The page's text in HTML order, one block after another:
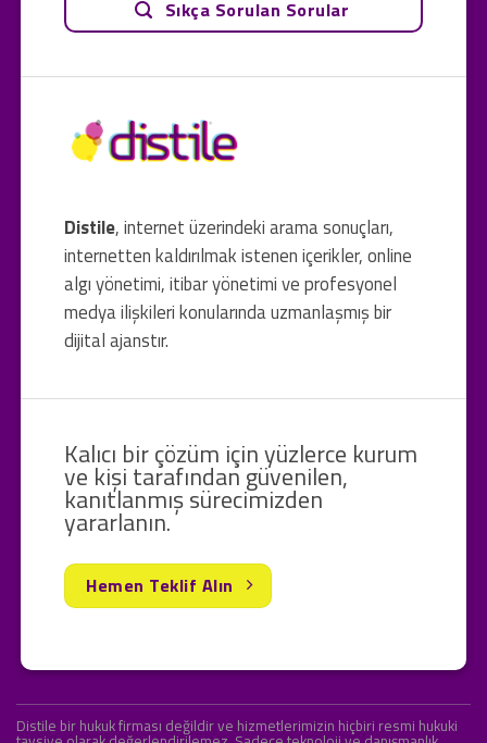
Distile, internet üzerindeki arama sonuçları,
internetten kaldırılmak istenen içerikler, online
algı yönetimi, itibar yönetimi ve profesyonel
medya ilişkileri konularında uzmanlaşmış bir
dijital ajanstır.
Sıkça Sorulan Sorular
Kalıcı bir çözüm için yüzlerce kurum
ve kişi tarafından güvenilen,
kanıtlanmış sürecimizden
yararlanın.
Hemen Teklif Alın
Distile bir hukuk firması değildir ve hizmetlerimizin hiçbiri resmi hukuki